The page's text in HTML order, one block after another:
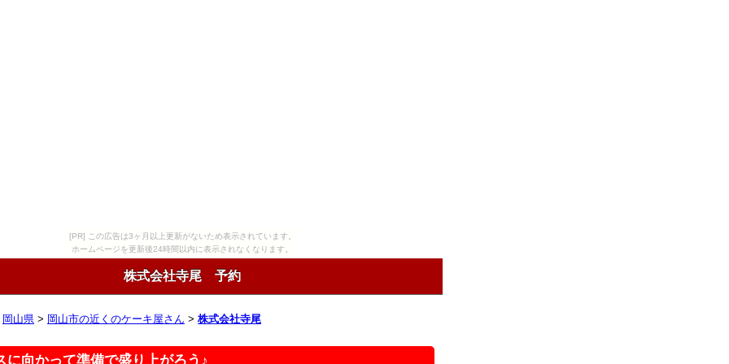
[PR] この広告は3ヶ月以上更新がないため表示されています。
ホームページを更新後24時間以内に表示されなくなります。
株式会社寺尾 予約
岡山県 > 岡山市の近くのケーキ屋さん > 株式会社寺尾
に向かって準備で盛り上がろう♪